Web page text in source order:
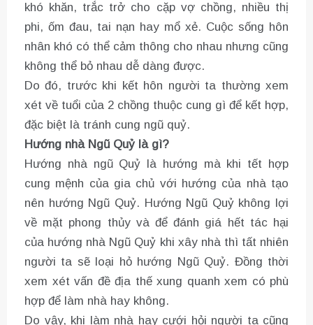
khó khăn, trắc trở cho cặp vợ chồng, nhiều thị
phi, ốm đau, tai nạn hay mổ xẻ. Cuộc sống hôn
nhân khó có thể cảm thông cho nhau nhưng cũng
không thể bỏ nhau dễ dàng được.
Do đó, trước khi kết hôn người ta thường xem
xét về tuổi của 2 chồng thuộc cung gì để kết hợp,
đặc biệt là tránh cung ngũ quỷ.
Hướng nhà Ngũ Quỷ là gì?
Hướng nhà ngũ Quỷ là hướng mà khi tết hợp
cung mệnh của gia chủ với hướng của nhà tạo
nên hướng Ngũ Quỷ. Hướng Ngũ Quỷ không lợi
về mặt phong thủy và để đánh giá hết tác hại
của hướng nhà Ngũ Quỷ khi xây nhà thì tất nhiên
người ta sẽ loại hỏ hướng Ngũ Quỷ. Đồng thời
xem xét vấn đề địa thế xung quanh xem có phù
hợp để làm nhà hay không.
Do vậy, khi làm nhà hay cưới hỏi người ta cũng